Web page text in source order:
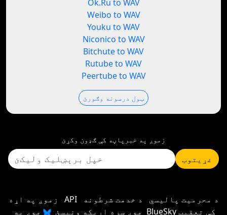
Ok.Ru to WAV
Weibo to WAV
Youku to WAV
Niconico to WAV
Bitchute to WAV
Rutube to WAV
Peertube to WAV
ټول درسونه وګورئ
زموږ په خبرپاڼه کې ګډون وکړئ
غړیتوب
زموږ په اړه API د محرمیت پالیسي
د خدمت شرطونه
موږ سره اړیکه ونیسئ
موږ په BlueSky کې تعقیب